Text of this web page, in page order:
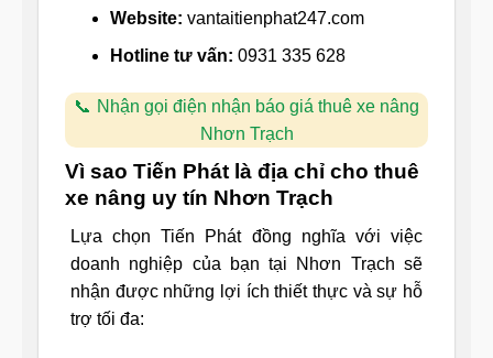
Website: vantaitienphat247.com
Hotline tư vấn: 0931 335 628
Nhận gọi điện nhận báo giá thuê xe nâng
Nhơn Trạch
Vì sao Tiến Phát là địa chỉ cho thuê
xe nâng uy tín Nhơn Trạch
Lựa chọn Tiến Phát đồng nghĩa với việc
doanh nghiệp của bạn tại Nhơn Trạch sẽ
nhận được những lợi ích thiết thực và sự hỗ
trợ tối đa: